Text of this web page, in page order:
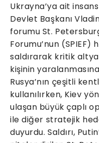
Ukrayna’ya ait
Devlet Başkanı
forumu St.
Forumu’nun
saldırarak kritik
kişinin
Rusya’nın çeşitli
kullanılırken, Kiev
ulaşan büyük çaplı
ile diğer stratejik
duyurdu. Saldırı,